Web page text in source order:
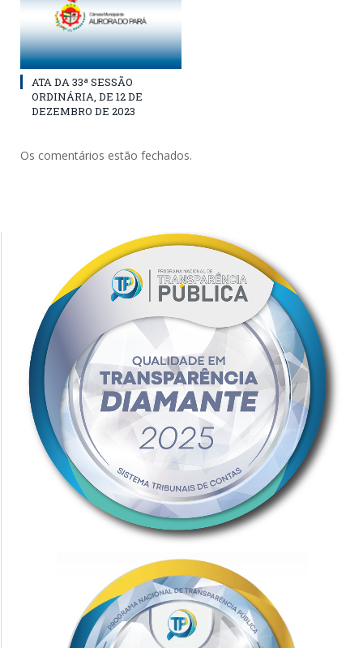
ATA DA 33ª SESSÃO
ORDINÁRIA, DE 12 DE
DEZEMBRO DE 2023
Os comentários estão fechados.